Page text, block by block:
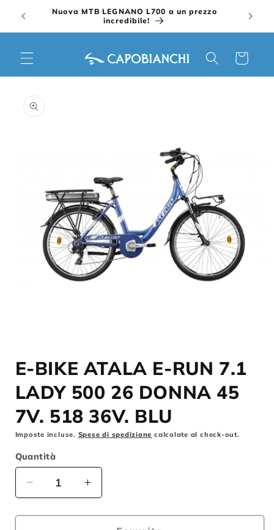
direttamenteNuova MTB LEGNANO L700 a un prezzo
incredibile!
Carrello
informazioni
sul prodotto
multimediali
1
finestra
modale
E-BIKE ATALA E-RUN 7.1
LADY 500 26 DONNA 45
7V. 518 36V. BLU
Imposte incluse. Spese di spedizione calcolate al check-out.
Quantità
Diminuisci
quantità
per
Aumenta
quantità
per